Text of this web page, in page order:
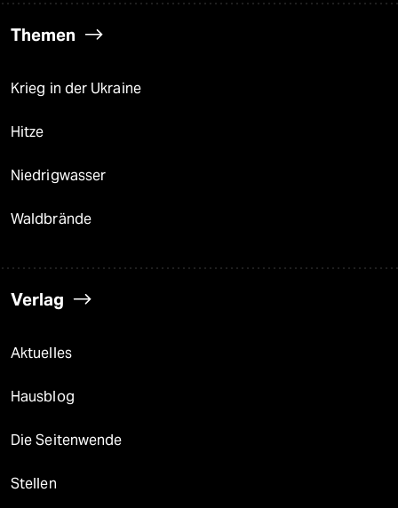
Themen
Krieg in der Ukraine
Hitze
Niedrigwasser
Waldbrände
Verlag
Aktuelles
Hausblog
Die Seitenwende
Stellen